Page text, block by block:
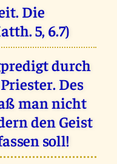
Die
5, 6.7)
durch
Des
man nicht
den Geist
soll!